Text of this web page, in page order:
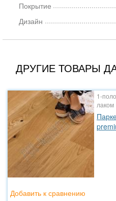
Покрытие
Дизайн
ДРУГИЕ ТОВАРЫ
1-
лаком
Добавить к сравнению